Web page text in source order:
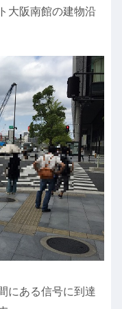
大阪南館の建物沿
にある信号に到達